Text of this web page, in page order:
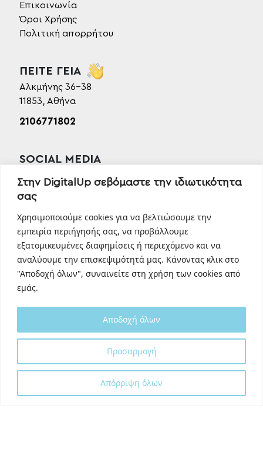
Στην DigitalUp σεβόμαστε την ιδιωτικότητα
σας
Χρησιμοποιούμε cookies για να βελτιώσουμε την
εμπειρία περιήγησής σας, να προβάλλουμε
εξατομικευμένες διαφημίσεις ή περιεχόμενο και να
αναλύουμε την επισκεψιμότητά μας. Κάνοντας κλικ στο
"Αποδοχή όλων", συναινείτε στη χρήση των cookies από
εμάς.
Προσαρμογή
Απόρριψη όλων
Αποδοχή όλων
Επικοινωνία
Όροι Χρήσης
Πολιτική απορρήτου
ΠΕΙΤΕ ΓΕΙΑ
Αλκμήνης 36-38
11853, Αθήνα
2106771802
SOCIAL MEDIA
Facebook
Instagram
Linkedin
TikTok
Behance
Youtube
Designed and developed with
by